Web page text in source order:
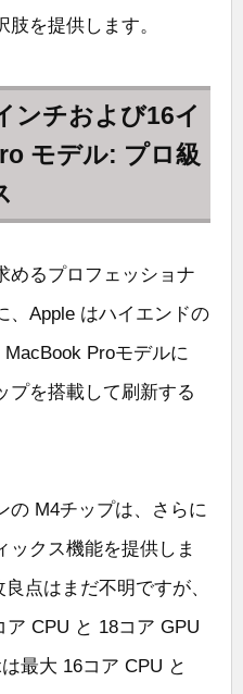
を提供します。
ンチおよび16イ
モデル: プロ級
めるプロフェッショナ
、Apple はハイエンドの
Proモデルに
プを搭載して刷新する
の M4チップは、さらに
ックス機能を提供しま
点はまだ不明ですが、
CPU と 18コア GPU
最大 16コア CPU と